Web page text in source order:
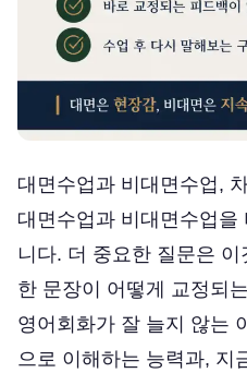
대면수업과 비대면수업,
대면수업과 비대면수업을
니다. 더 중요한 질문은
한 문장이 어떻게 교정되
영어회화가 잘 늘지 않는
으로 이해하는 능력과, 지